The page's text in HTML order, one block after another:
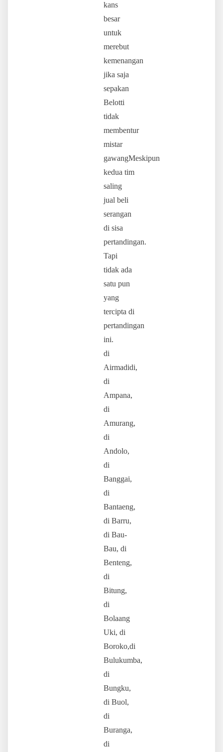
kans
besar
untuk
merebut
kemenangan
jika saja
sepakan
Belotti
tidak
membentur
mistar
gawangMeskipun
kedua tim
saling
jual beli
serangan
di sisa
pertandingan.
Tapi
tidak ada
satu pun
yang
tercipta di
pertandingan
ini.
di
Airmadidi,
di
Ampana,
di
Amurang,
di
Andolo,
di
Banggai,
di
Bantaeng,
di Barru,
di Bau-
Bau, di
Benteng,
di
Bitung,
di
Bolaang
Uki, di
Boroko,di
Bulukumba,
di
Bungku,
di Buol,
di
Buranga,
di